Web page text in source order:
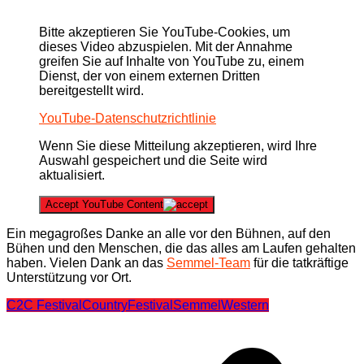
Bitte akzeptieren Sie YouTube-Cookies, um
dieses Video abzuspielen. Mit der Annahme
greifen Sie auf Inhalte von YouTube zu, einem
Dienst, der von einem externen Dritten
bereitgestellt wird.
YouTube-Datenschutzrichtlinie
Wenn Sie diese Mitteilung akzeptieren, wird Ihre
Auswahl gespeichert und die Seite wird
aktualisiert.
Accept YouTube Content
Ein megagroßes Danke an alle vor den Bühnen, auf den
Bühen und den Menschen, die das alles am Laufen gehalten
haben. Vielen Dank an das Semmel-Team für die tatkräftige
Unterstützung vor Ort.
C2C Festival CountryFestival Semmel Western